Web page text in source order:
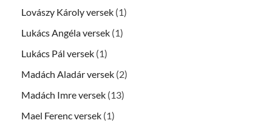
Lovászy Károly versek (1)
Lukács Angéla versek (1)
Lukács Pál versek (1)
Madách Aladár versek (2)
Madách Imre versek (13)
Mael Ferenc versek (1)